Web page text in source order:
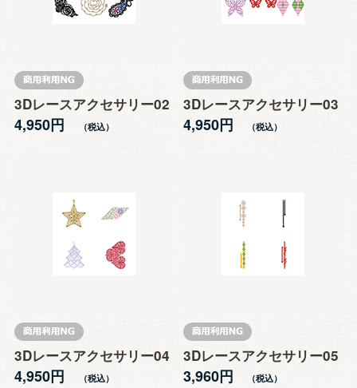
3Dレースアクセサリー02
4,950円
3Dレースアクセサリー03
4,950円
3Dレースアクセサリー04
4,950円
3Dレースアクセサリー05
3,960円